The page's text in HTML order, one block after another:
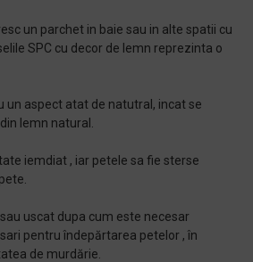
un parchet in baie sau in alte spatii cu
SPC cu decor de lemn reprezinta o
un aspect atat de natutral, incat se
lemn natural.
iemdiat , iar petele sa fie sterse
uscat dupa cum este necesar
pentru îndepărtarea petelor , în
de murdărie.